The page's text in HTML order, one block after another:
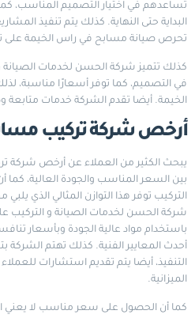
تساعدهم في اختيار التصميم المناسب،
البداية حتى النهاية. كذلك يتم تنفيذ
تحرص صيانة مسابح في راس الخيمة على
كذلك تتميز شركة الحسن لخدمات الصيانة و
في التصميم، كما توفر أسعارًا مناسبة،
الخيمة. أيضا تقدم الشركة خدمات متابعة
أرخص شركة تركيب
يبحث الكثير من العملاء عن أرخص شركة
بين السعر المناسب والجودة العالية،
التركيب توفر هذا التوازن المثالي الذي
شركة الحسن لخدمات الصيانة و التركيب
باستخدام مواد عالية الجودة وبأسعار
أحدث المعايير الفنية. كذلك تهتم الشركة
التنفيذ، أيضا يتم تقديم استشارات
الميزانية.
كما أن الحصول على سعر مناسب لا يعني